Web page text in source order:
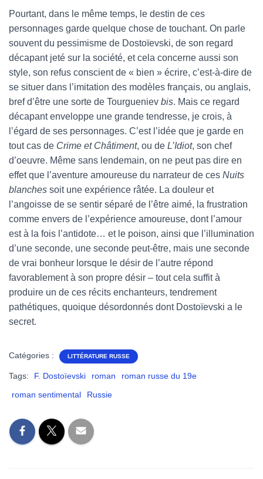
Pourtant, dans le même temps, le destin de ces
personnages garde quelque chose de touchant. On parle
souvent du pessimisme de Dostoïevski, de son regard
décapant jeté sur la société, et cela concerne aussi son
style, son refus conscient de « bien » écrire, c’est-à-dire de
se situer dans l’imitation des modèles français, ou anglais,
bref d’être une sorte de Tourgueniev bis. Mais ce regard
décapant enveloppe une grande tendresse, je crois, à
l’égard de ses personnages. C’est l’idée que je garde en
tout cas de Crime et Châtiment, ou de L’Idiot, son chef
d’oeuvre. Même sans lendemain, on ne peut pas dire en
effet que l’aventure amoureuse du narrateur de ces Nuits
blanches soit une expérience râtée. La douleur et
l’angoisse de se sentir séparé de l’être aimé, la frustration
comme envers de l’expérience amoureuse, dont l’amour
est à la fois l’antidote… et le poison, ainsi que l’illumination
d’une seconde, une seconde peut-être, mais une seconde
de vrai bonheur lorsque le désir de l’autre répond
favorablement à son propre désir – tout cela suffit à
produire un de ces récits enchanteurs, tendrement
pathétiques, quoique désordonnés dont Dostoïevski a le
secret.
Catégories : LITTÉRATURE RUSSE
Tags: F. Dostoïevski roman
roman russe du 19e
roman sentimental
Russie